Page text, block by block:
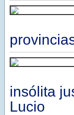
insólita
Lucio